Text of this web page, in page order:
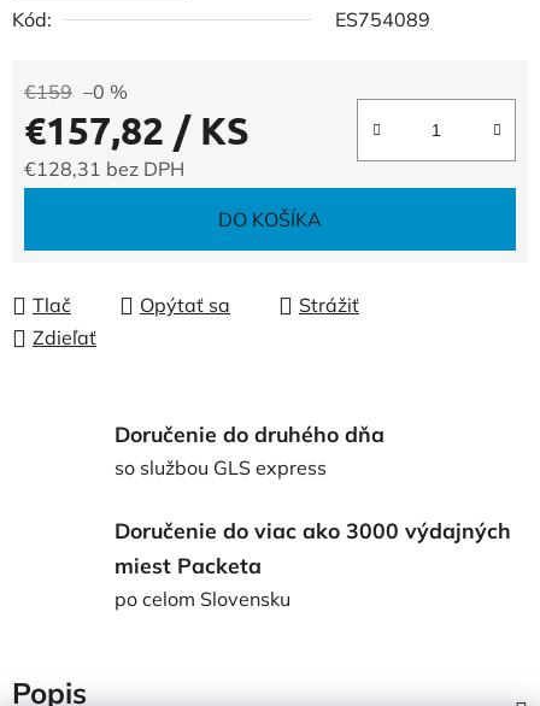
Kód:
ES754089
€159 –0 %
€157,82 / KS
€128,31 bez DPH
DO KOŠÍKA
Tlač Opýtať sa
Strážiť
Zdieľať
Doručenie do druhého dňa
so službou GLS express
Doručenie do viac ako 3000 výdajných
miest Packeta
po celom Slovensku
Popis